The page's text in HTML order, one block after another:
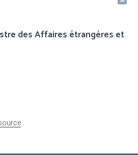
des Affaires étrangères et